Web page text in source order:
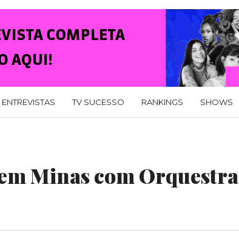
ENTREVISTAS TV SUCESSO RANKINGS SHOWS
Minas com Orquestra